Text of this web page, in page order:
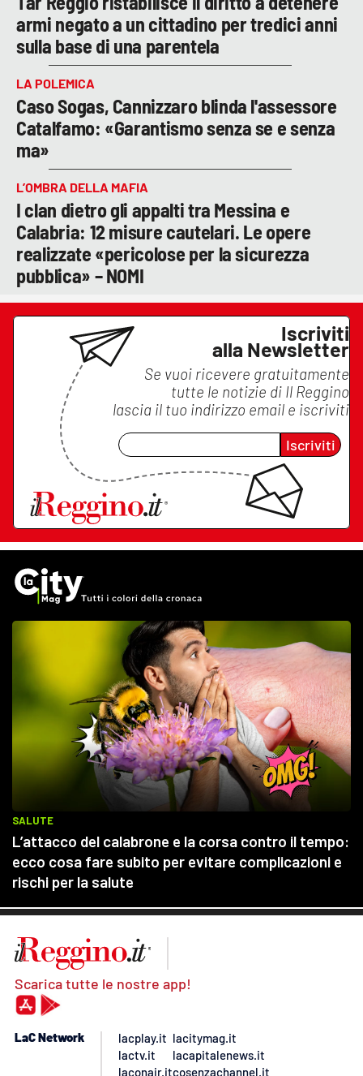
armi negato a un cittadino per tredici anni
sulla base di una parentela
LA POLEMICA
Caso Sogas, Cannizzaro blinda l'assessore
Catalfamo: «Garantismo senza se e senza
ma»
L’OMBRA DELLA MAFIA
I clan dietro gli appalti tra Messina e
Calabria: 12 misure cautelari. Le opere
realizzate «pericolose per la sicurezza
pubblica» – NOMI
Iscriviti
alla Newsletter
Se vuoi ricevere gratuitamente
tutte le notizie di Il Reggino
lascia il tuo indirizzo email e iscriviti
Iscriviti
Scarica tutte le nostre app!
LaC Network
lacplay.it
lactv.it
laconair.it
lacitymag.it
lacapitalenews.it
cosenzachannel.it